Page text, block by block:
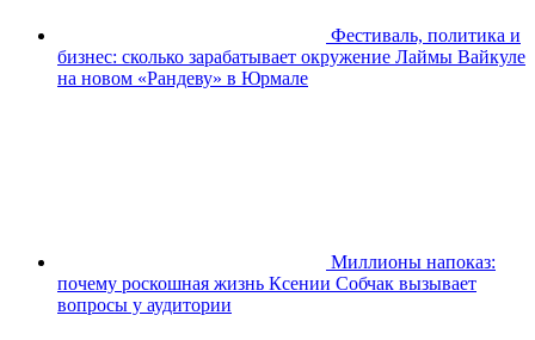
Фестиваль, политика и
бизнес: сколько зарабатывает окружение Лаймы Вайкуле
на новом «Рандеву» в Юрмале
Миллионы напоказ:
почему роскошная жизнь Ксении Собчак вызывает
вопросы у аудитории